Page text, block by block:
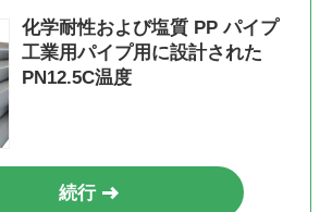
化学耐性および塩質 PP パイプ
工業用パイプ用に設計された
PN12.5C温度
続行